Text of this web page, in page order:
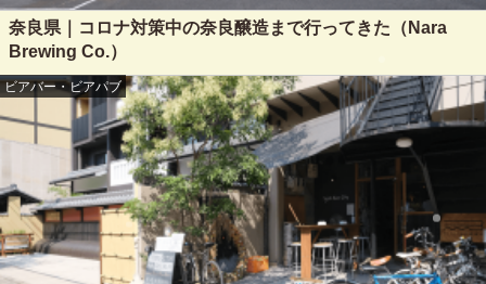
奈良県｜コロナ対策中の奈良醸造まで行ってきた（Nara
Brewing Co.）
ビアバー・ビアパブ